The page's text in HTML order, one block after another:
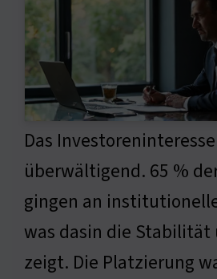
Das
überwältigend. 65 %
gingen an
was dasin die Stabilität
zeigt. Die Platzierung